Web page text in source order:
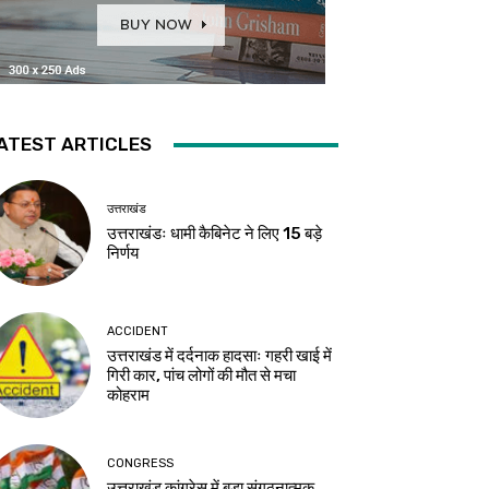
ARTICLES
उत्तराखंड
उत्तराखंडः धामी कैबिनेट ने लिए 15 बड़े
निर्णय
ACCIDENT
उत्तराखंड में दर्दनाक हादसाः गहरी खाई में
गिरी कार, पांच लोगों की मौत से मचा
कोहराम
CONGRESS